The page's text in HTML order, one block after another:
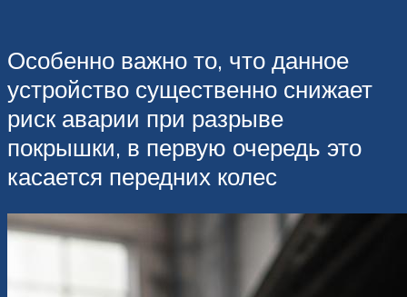
Особенно важно то, что данное
устройство существенно снижает
риск аварии при разрыве
покрышки, в первую очередь это
касается передних колес